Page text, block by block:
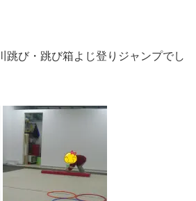
跳び・跳び箱よじ登りジャンプでし